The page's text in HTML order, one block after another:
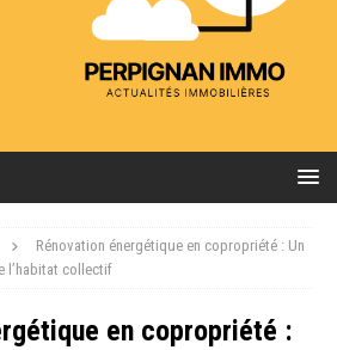
Rénovation énergétique en copropriété : Un
l’habitat collectif
en copropriété :